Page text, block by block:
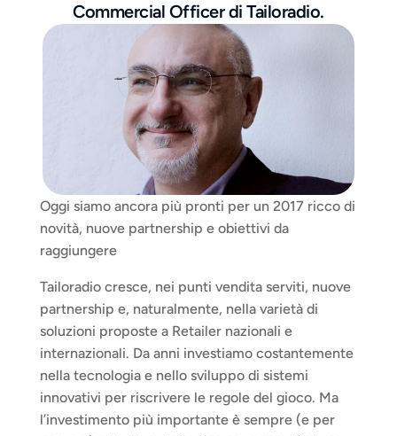
Commercial Officer di Tailoradio.
Oggi siamo ancora più pronti per un 2017 ricco di
novità, nuove partnership e obiettivi da
raggiungere
Tailoradio cresce, nei punti vendita serviti, nuove
partnership e, naturalmente, nella varietà di
soluzioni proposte a Retailer nazionali e
internazionali. Da anni investiamo costantemente
nella tecnologia e nello sviluppo di sistemi
innovativi per riscrivere le regole del gioco. Ma
l’investimento più importante è sempre (e per